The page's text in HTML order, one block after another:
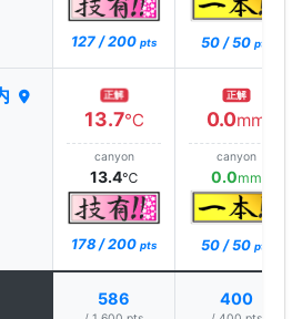
127 / 200 pts 50 / 50 pts
正解
13.7℃
canyon
13.4℃
178 / 200 pts
正解
0.0mm
canyon
0.0mm
50 / 50 pts
586 400